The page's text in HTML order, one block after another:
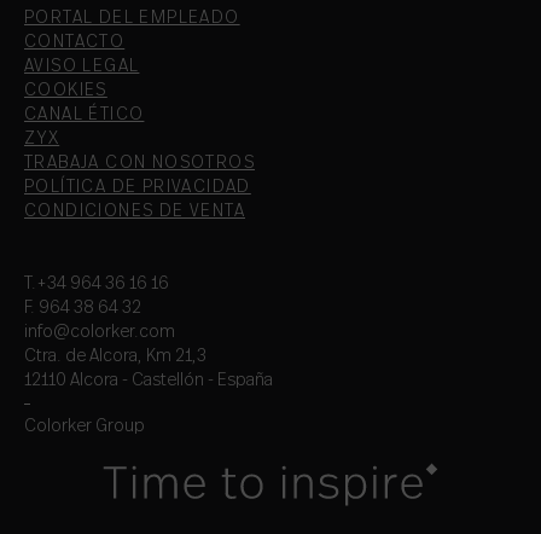
PORTAL DEL EMPLEADO
CONTACTO
AVISO LEGAL
COOKIES
CANAL ÉTICO
ZYX
TRABAJA CON NOSOTROS
POLÍTICA DE PRIVACIDAD
CONDICIONES DE VENTA
T.+34 964 36 16 16
F. 964 38 64 32
info@colorker.com
Ctra. de Alcora, Km 21,3
12110 Alcora - Castellón - España
Colorker Group